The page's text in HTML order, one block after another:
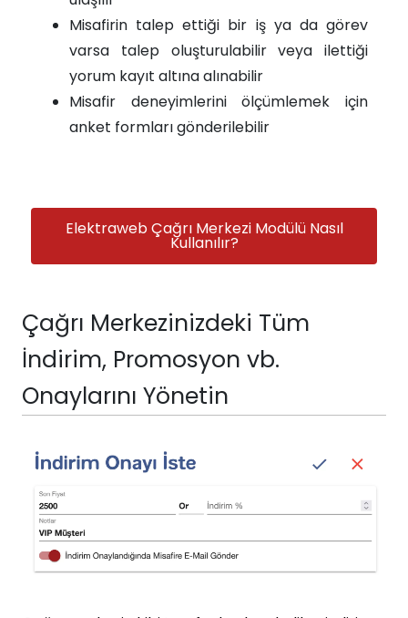
Misafirin talep ettiği bir iş ya da görev
varsa talep oluşturulabilir veya ilettiği
yorum kayıt altına alınabilir
Misafir deneyimlerini ölçümlemek için
anket formları gönderilebilir
Elektraweb Çağrı Merkezi Modülü Nasıl
Kullanılır?
Çağrı Merkezinizdeki Tüm
İndirim, Promosyon vb.
Onaylarını Yönetin